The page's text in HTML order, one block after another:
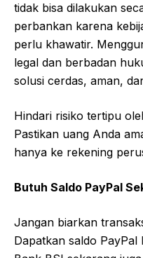
tidak bisa dilakukan
perbankan karena
perlu khawatir.
legal dan berbadan
solusi cerdas, aman,
Hindari risiko tertipu
Pastikan uang Anda
hanya ke rekening
Butuh Saldo PayPal
Jangan biarkan
Dapatkan saldo